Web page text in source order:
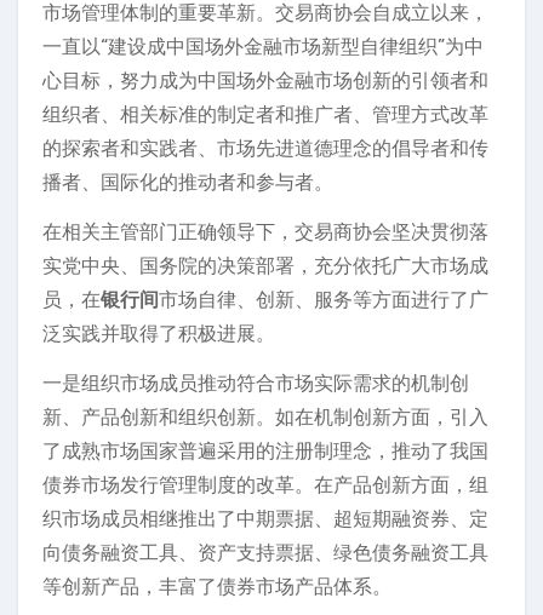
市场管理体制的重要革新。交易商协会自成立以来，
一直以“建设成中国场外金融市场新型自律组织”为中
心目标，努力成为中国场外金融市场创新的引领者和
组织者、相关标准的制定者和推广者、管理方式改革
的探索者和实践者、市场先进道德理念的倡导者和传
播者、国际化的推动者和参与者。
在相关主管部门正确领导下，交易商协会坚决贯彻落
实党中央、国务院的决策部署，充分依托广大市场成
员，在银行间市场自律、创新、服务等方面进行了广
泛实践并取得了积极进展。
一是组织市场成员推动符合市场实际需求的机制创
新、产品创新和组织创新。如在机制创新方面，引入
了成熟市场国家普遍采用的注册制理念，推动了我国
债券市场发行管理制度的改革。在产品创新方面，组
织市场成员相继推出了中期票据、超短期融资券、定
向债务融资工具、资产支持票据、绿色债务融资工具
等创新产品，丰富了债券市场产品体系。